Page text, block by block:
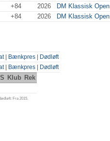
+84 2026 DM Klassisk Open
+84 2026 DM Klassisk Open
| Bænkpres
Dødløft
| Bænkpres Dødløft
S Klub Rek
Fra 2015.